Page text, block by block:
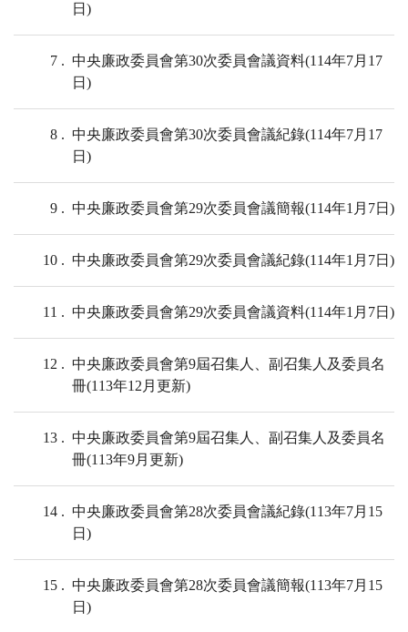
日)
7
中央廉政委員會第30次委員會議資料(114年7月17
日)
8
中央廉政委員會第30次委員會議紀錄(114年7月17
日)
9 中央廉政委員會第29次委員會議簡報(114年1月7日)
10 中央廉政委員會第29次委員會議紀錄(114年1月7日)
11 中央廉政委員會第29次委員會議資料(114年1月7日)
12
中央廉政委員會第9屆召集人、副召集人及委員名
冊(113年12月更新)
13
中央廉政委員會第9屆召集人、副召集人及委員名
冊(113年9月更新)
14
中央廉政委員會第28次委員會議紀錄(113年7月15
日)
15
中央廉政委員會第28次委員會議簡報(113年7月15
日)